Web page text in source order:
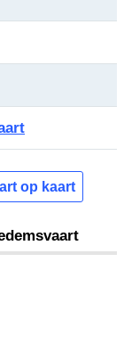
op kaart